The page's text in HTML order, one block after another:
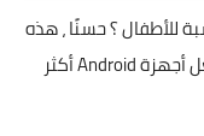
للأطفال ؟ حسنًا ، هذه
هي فرصتك لتعلم بعض النصائح والحيل لجعل أجهزة Android أكثر